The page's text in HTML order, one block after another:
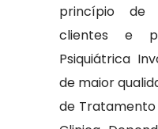
princípio de
clientes e
Psiquiátrica
de maior
de